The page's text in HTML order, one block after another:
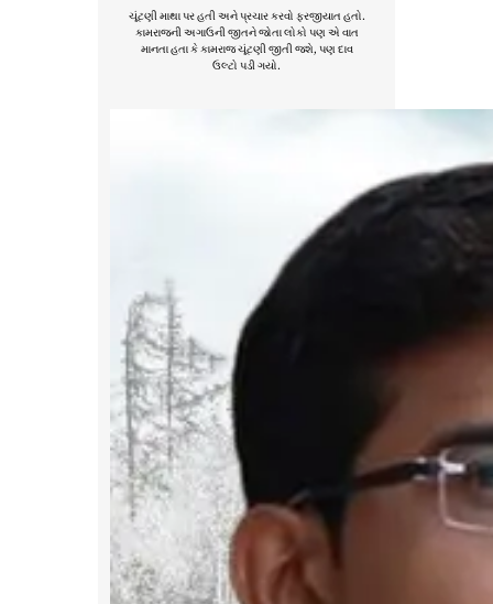
ચૂંટણી માથા પર હતી અને પ્રચાર કરવો ફરજીયાત હતો.
કામરાજની અગાઉની જીતને જોતા લોકો પણ એ વાત
માનતા હતા કે કામરાજ ચૂંટણી જીતી જશે, પણ દાવ
ઉલ્ટો પડી ગયો.